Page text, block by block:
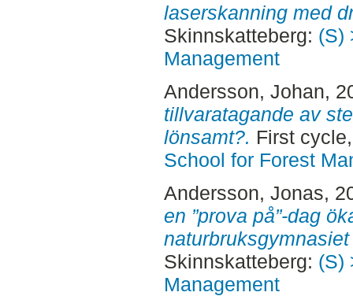
laserskanning med
Skinnskatteberg: (S)
Management
Andersson, Johan,
tillvaratagande av
lönsamt?. First
School for Forest
Andersson, Jonas,
en ”prova på”-dag
Skinnskatteberg: (S)
Management